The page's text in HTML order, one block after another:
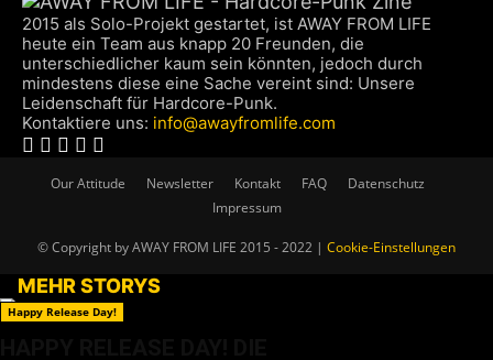
2015 als Solo-Projekt gestartet, ist AWAY FROM LIFE
heute ein Team aus knapp 20 Freunden, die
unterschiedlicher kaum sein könnten, jedoch durch
mindestens diese eine Sache vereint sind: Unsere
Leidenschaft für Hardcore-Punk.
Kontaktiere uns: info@awayfromlife.com
Our Attitude Newsletter Kontakt FAQ
Datenschutz
Impressum
© Copyright by AWAY FROM LIFE 2015 - 2022 | Cookie-Einstellungen
MEHR STORYS
Happy Release Day!